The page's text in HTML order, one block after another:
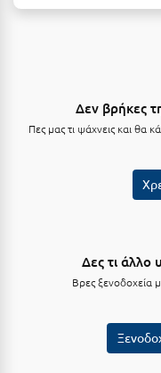
Μέτσοβο
Μπαλί Κρήτης
Μπούκα Μεσσηνίας
Δεν βρήκες
Πες μας τι ψάχνεις και θα
Δες τι άλλο
Βρες ξενοδοχεία